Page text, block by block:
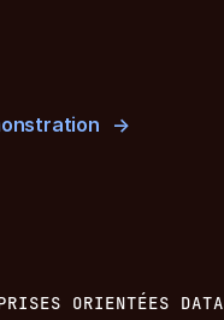
ORIENTÉES DATA